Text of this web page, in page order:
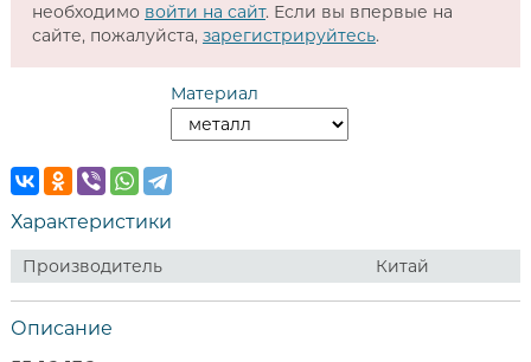
необходимо войти на сайт. Если вы впервые на
сайте, пожалуйста, зарегистрируйтесь.
Материал
Характеристики
Производитель Китай
Описание